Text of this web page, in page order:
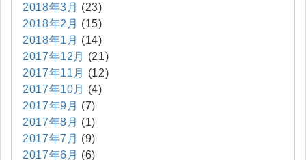
2018年3月 (23)
2018年2月 (15)
2018年1月 (14)
2017年12月
(21)
2017年11月
(12)
2017年10月
(4)
2017年9月 (7)
2017年8月 (1)
2017年7月 (9)
2017年6月 (6)